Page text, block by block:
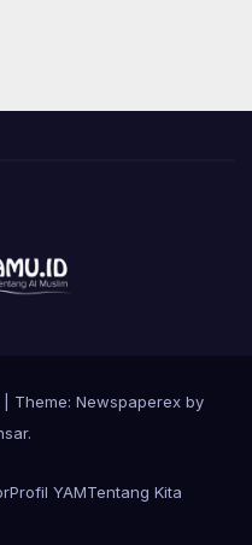
Theme: Newspaperex by
.
Profil YAMTentang Kita